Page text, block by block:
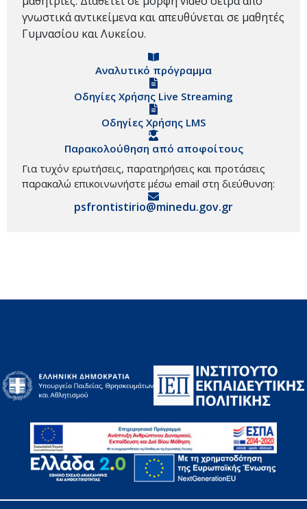
γνωστικά αντικείμενα και απευθύνεται σε μαθητές
Γυμνασίου και Λυκείου.
Αναλυτικό πρόγραμμα
Οδηγίες Χρήσης Live Streaming
Οδηγίες Χρήσης LMS
Παρακολούθηση από αποφοίτους
Για τυχόν ερωτήσεις, παρατηρήσεις και προτάσεις
παρακαλώ επικοινωνήστε μέσω email στη διεύθυνση:
psfrontistirio@minedu.gov.gr